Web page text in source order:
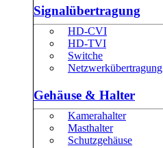
Signalübertragung
HD-CVI
HD-TVI
Switche
Netzwerkübertragung
Gehäuse & Halter
Kamerahalter
Masthalter
Schutzgehäuse